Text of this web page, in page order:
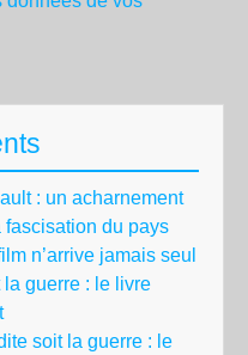
: un acharnement
fascisation du pays
n’arrive jamais seul
la guerre : le livre
soit la guerre : le